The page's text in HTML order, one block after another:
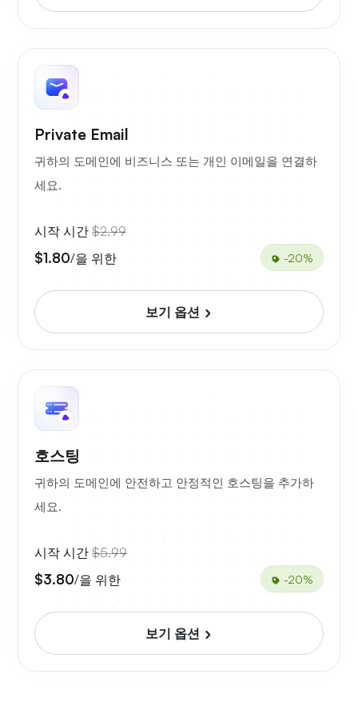
Private Email
귀하의 도메인에 비즈니스 또는 개인 이메일을 연결하
세요.
시작 시간 $2.99
$1.80/을 위한 -20%
보기 옵션
호스팅
귀하의 도메인에 안전하고 안정적인 호스팅을 추가하
세요.
시작 시간 $5.99
$3.80/을 위한 -20%
보기 옵션